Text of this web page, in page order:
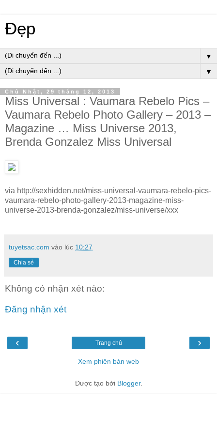
Đẹp
▼
▼
Chủ Nhật, 29 tháng 12, 2013
Miss Universal : Vaumara Rebelo Pics –
Vaumara Rebelo Photo Gallery – 2013 –
Magazine … Miss Universe 2013,
Brenda Gonzalez Miss Universal
via http://sexhidden.net/miss-universal-vaumara-rebelo-pics-
vaumara-rebelo-photo-gallery-2013-magazine-miss-
universe-2013-brenda-gonzalez/miss-universe/xxx
tuyetsac.com vào lúc 10:27
Chia sẻ
Không có nhận xét nào:
Đăng nhận xét
‹ ›
Trang chủ
Xem phiên bản web
Được tạo bởi Blogger.